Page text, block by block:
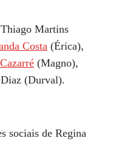
Martins
Costa (Érica),
(Magno),
(Durval).
sociais de Regina